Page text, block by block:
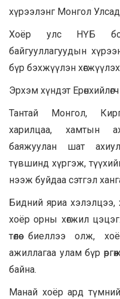
хүрээлэнг Монгол
Хоёр улс НҮБ
байгууллагуудын
бүр бэхжүүлэн
Эрхэм хүндэт Ерөнхийлөгч
Тантай Монгол,
харилцаа, хамтын
баяжуулан шат
түвшинд хүргэж,
нээж буйдаа сэтгэл
Бидний яриа хэлэлцээ,
хоёр орны хөгжил
төлөө биеллээ олж,
ажиллагаа улам бүр
байна.
Манай хоёр ард түмний